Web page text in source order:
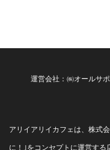
思うように動いてくれな
事はあると思います。いつ
自信満々完璧そうに見える
人からスト ...
運営会社：㈱オールサ
アリイアリイカフェは、株式
に！｣をコンセプトに運営す